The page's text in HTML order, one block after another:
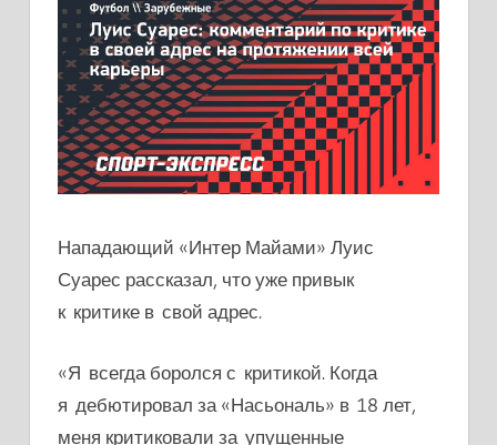
Нападающий «Интер Майами» Луис
Суарес рассказал, что уже привык
к критике в свой адрес.
«Я всегда боролся с критикой. Когда
я дебютировал за «Насьональ» в 18 лет,
меня критиковали за упущенные